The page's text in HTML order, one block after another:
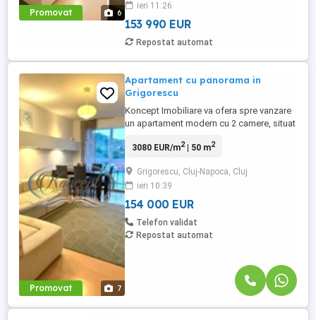
Promovat 6
Grigorescu, aflat la etajul 6 intr -un imobil
tip bloc cu regim de inaltime pe Parter ...
ieri 11:26
153 990 EUR
Repostat automat
Promovat 7
Apartament cu panorama in
Grigorescu
Koncept Imobiliare va ofera spre vanzare
un apartament modern cu 2 camere, situat
Proprietatea este amplasata la etajul 6 al
si dotat cu lift, beneficiind de o panorama
frumoasa si de lumina naturala pe tot
parcursul ...
3080 EUR/m2| 50 m2
Grigorescu, Cluj-Napoca, Cluj
ieri 10:39
154 000 EUR
Telefon validat
Repostat automat